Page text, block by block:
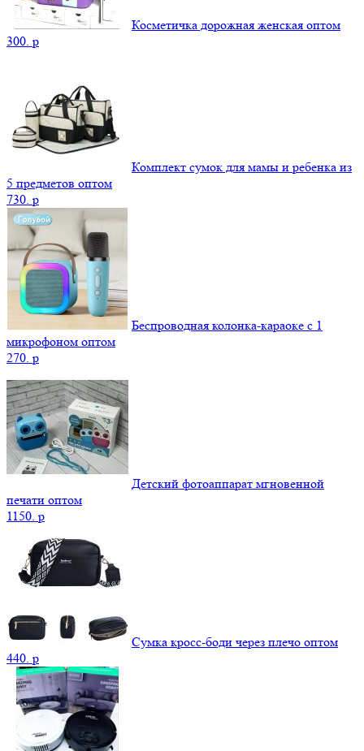
Косметичка дорожная женская оптом
300. p
Комплект сумок для мамы и ребенка из
5 предметов оптом
730. p
Беспроводная колонка-караоке с 1
микрофоном оптом
270. p
Детский фотоаппарат мгновенной
печати оптом
1150. p
Сумка кросс-боди через плечо оптом
440. p